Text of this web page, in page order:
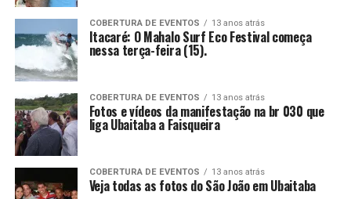
COBERTURA DE EVENTOS 13 anos atrás
Itacaré: O Mahalo Surf Eco Festival começa
nessa terça-feira (15).
COBERTURA DE EVENTOS 13 anos atrás
Fotos e vídeos da manifestação na br 030 que
liga Ubaitaba a Faisqueira
COBERTURA DE EVENTOS 13 anos atrás
Veja todas as fotos do São João em Ubaitaba